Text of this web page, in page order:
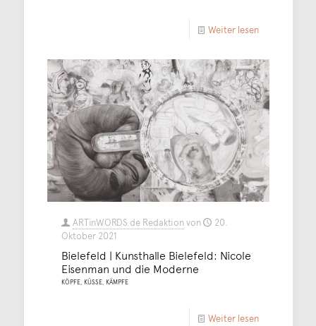
Weiter lesen
ARTinWORDS.de Redaktionvon
20.
Oktober 2021
Bielefeld | Kunsthalle Bielefeld: Nicole
Eisenman und die Moderne
KÖPFE, KÜSSE, KÄMPFE
Weiter lesen